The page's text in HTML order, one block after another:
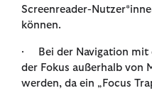
Screenreader-
können.
· Bei der Navigation mit
der Fokus außerhalb von
werden, da ein „Focus